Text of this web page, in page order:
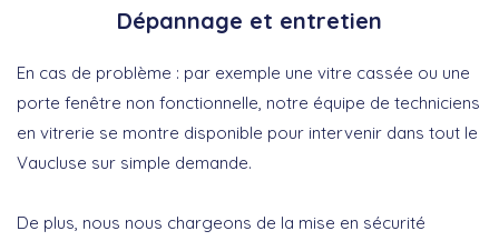
Dépannage et entretien
En cas de problème : par exemple une vitre cassée ou une
porte fenêtre non fonctionnelle, notre équipe de techniciens
en vitrerie se montre disponible pour intervenir dans tout le
Vaucluse sur simple demande.
De plus, nous nous chargeons de la mise en sécurité